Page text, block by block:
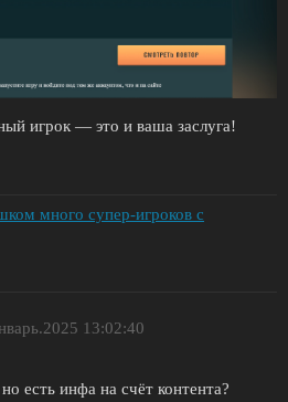
игрок — это и ваша заслуга!
много супер-игроков с
13:02:40
есть инфа на счёт контента?